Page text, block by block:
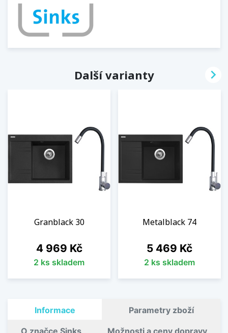
Další varianty
Granblack 30
Cena
4 969 Kč
2 ks skladem
Metalblack 74
Cena
5 469 Kč
2 ks skladem

Informace Parametry zboží
O značce Sinks Možnosti a ceny dopravy